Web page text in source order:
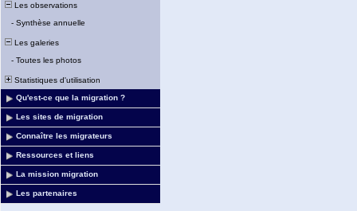
Les observations
- Synthèse annuelle
Les galeries
- Toutes les photos
Statistiques d'utilisation
Qu'est-ce que la migration ?
Les sites de migration
Connaître les migrateurs
Ressources et liens
La mission migration
Les partenaires